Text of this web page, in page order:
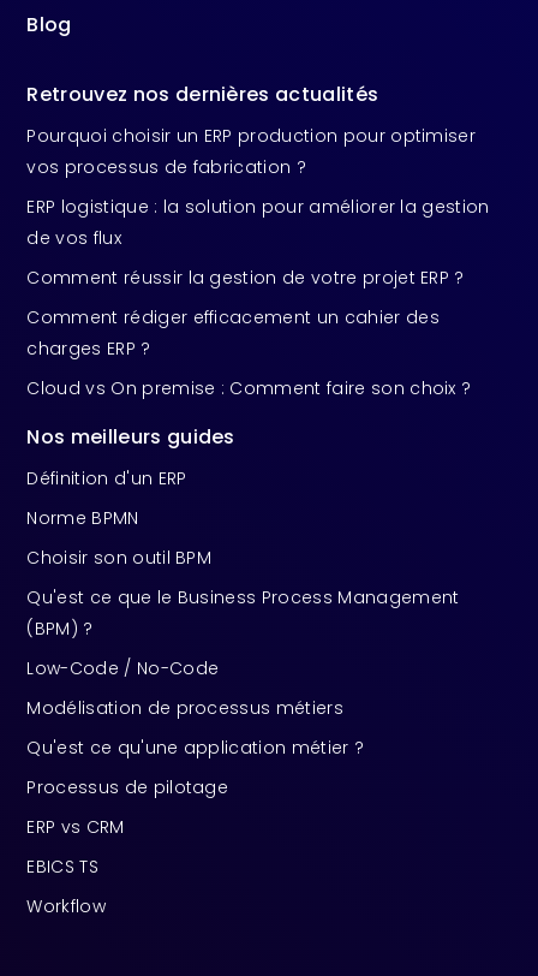
Blog
Retrouvez nos dernières actualités
Pourquoi choisir un ERP production pour optimiser
vos processus de fabrication ?
ERP logistique : la solution pour améliorer la gestion
de vos flux
Comment réussir la gestion de votre projet ERP ?
Comment rédiger efficacement un cahier des
charges ERP ?
Cloud vs On premise : Comment faire son choix ?
Nos meilleurs guides
Définition d'un ERP
Norme BPMN
Choisir son outil BPM
Qu'est ce que le Business Process Management
(BPM) ?
Low-Code / No-Code
Modélisation de processus métiers
Qu'est ce qu'une application métier ?
Processus de pilotage
ERP vs CRM
EBICS TS
Workflow